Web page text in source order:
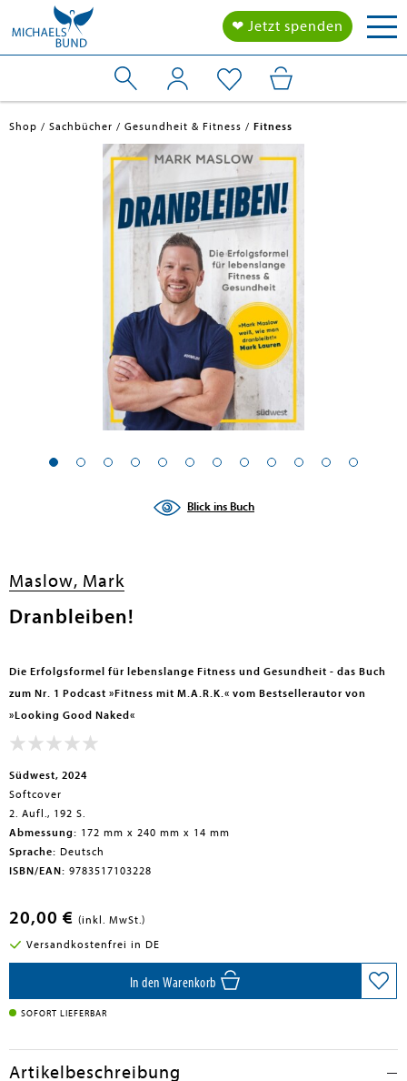
❤ Jetzt spenden
Shop Sachbücher Gesundheit & Fitness Fitness
Blick ins Buch
Maslow, Mark
Dranbleiben!
Die Erfolgsformel für lebenslange Fitness und Gesundheit - das Buch
zum Nr. 1 Podcast »Fitness mit M.A.R.K.« vom Bestsellerautor von
»Looking Good Naked«
Südwest, 2024
Softcover
2. Aufl., 192 S.
Abmessung: 172 mm x 240 mm x 14 mm
Sprache: Deutsch
ISBN/EAN: 9783517103228
20,00 € (inkl. MwSt.)
Versandkostenfrei in DE
In den Warenkorb
SOFORT LIEFERBAR
Artikelbeschreibung